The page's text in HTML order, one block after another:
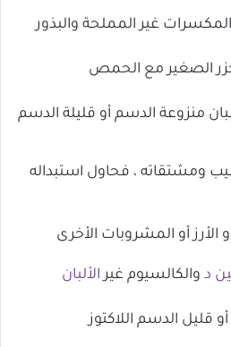
والمكسرات غير المملحة والبذور
الصغير مع الحمص
منزوعة الدسم أو قليلة الدسم
ومشتقاته ، فحاول استبداله
الأرز أو المشروبات الأخرى
د والكالسيوم غير الألبان
قليل الدسم اللاكتوز